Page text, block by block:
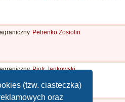
(tzw. ciasteczka)
oraz
Petrenko Zosiolin
Piotr Jankowski